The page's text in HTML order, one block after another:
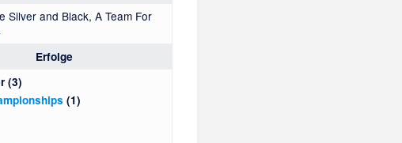
Silver and Black, A Team For
Erfolge
(3)
(1)